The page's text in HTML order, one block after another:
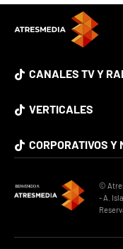
CANALES TV Y
VERTICALES
CORPORATIVOS Y
©
- A.